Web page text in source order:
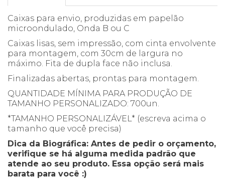
Caixas para envio, produzidas em papelão
microondulado, Onda B ou C
Caixas lisas, sem impressão, com cinta envolvente
para montagem, com 30cm de largura no
máximo. Fita de dupla face não inclusa.
Finalizadas abertas, prontas para montagem.
QUANTIDADE MÍNIMA PARA PRODUÇÃO DE
TAMANHO PERSONALIZADO: 700un.
*TAMANHO PERSONALIZÁVEL* (escreva acima o
tamanho que você precisa)
Dica da Biográfica: Antes de pedir o orçamento,
verifique se há alguma medida padrão que
atende ao seu produto. Essa opção será mais
barata para você :)